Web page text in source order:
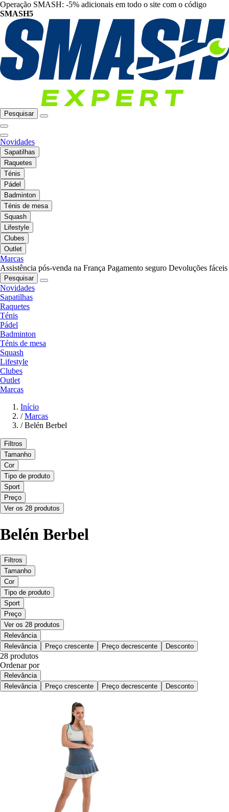
Operação SMASH: -5% adicionais em todo o site com o código
SMASH5
Pesquisar
Novidades
Sapatilhas
Raquetes
Ténis
Pádel
Badminton
Ténis de mesa
Squash
Lifestyle
Clubes
Outlet
Marcas
Assistência pós-venda na França Pagamento seguro Devoluções fáceis
Pesquisar
Novidades
Sapatilhas
Raquetes
Ténis
Pádel
Badminton
Ténis de mesa
Squash
Lifestyle
Clubes
Outlet
Marcas
Início
/ Marcas
/ Belén Berbel
Filtros
Tamanho
Cor
Tipo de produto
Sport
Preço
Ver os 28 produtos
Belén Berbel
Filtros
Tamanho
Cor
Tipo de produto
Sport
Preço
Ver os 28 produtos
Relevância
Relevância
Preço crescente Preço decrescente Desconto
28 produtos
Ordenar por
Relevância
Relevância
Preço crescente Preço decrescente Desconto